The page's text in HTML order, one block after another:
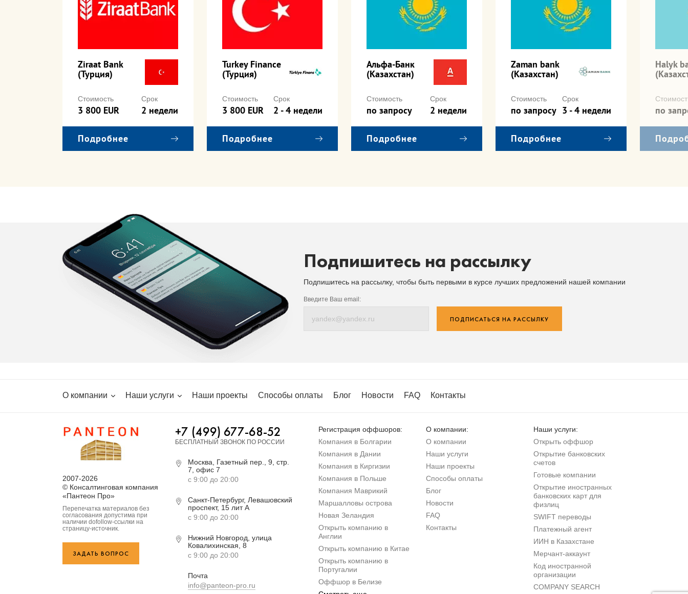
Ziraat Bank
(Турция)
Стоимость
3 800 EUR
Срок
2 недели
Подробнее
Turkey Finance
(Турция)
Стоимость
3 800 EUR
Срок
2 - 4 недели
Подробнее
Альфа-Банк
(Казахстан)
Стоимость
по запросу
Срок
2 недели
Подробнее
Zaman bank
(Казахстан)
Стоимость
по запросу
Срок
3 - 4 недели
Подробнее
Halyk
по
Подпишитесь на рассылку
Подпишитесь на рассылку, чтобы быть первыми в курсе лучших предложений нашей компании
Введите Ваш email:
ПОДПИСАТЬСЯ НА РАССЫЛКУ
О компании Наши услуги Наши проекты Способы оплаты Блог Новости FAQ Контакты
2007-2026
© Консалтинговая компания
«Пантеон Про»
Перепечатка материалов без
согласования допустима при
наличии dofollow-ссылки на
страницу-источник.
ЗАДАТЬ ВОПРОС
+7 (499) 677-68-52
БЕСПЛАТНЫЙ ЗВОНОК ПО РОССИИ
Москва, Газетный пер., 9, стр.
7, офис 7
с 9:00 до 20:00
Санкт-Петербург, Левашовский
проспект, 15 лит А
с 9:00 до 20:00
Нижний Новгород, улица
Ковалихинская, 8
с 9:00 до 20:00
Почта
info@panteon-pro.ru
Регистрация оффшоров:
Компания в Болгарии
Компания в Дании
Компания в Киргизии
Компания в Польше
Компания Маврикий
Маршалловы острова
Новая Зеландия
Открыть компанию в
Англии
Открыть компанию в Китае
Открыть компанию в
Португалии
Оффшор в Белизе
О компании:
О компании
Наши услуги
Наши проекты
Способы оплаты
Блог
Новости
FAQ
Контакты
Наши услуги:
Открыть оффшор
Открытие банковских
счетов
Готовые компании
Открытие иностранных
банковских карт для
физлиц
SWIFT переводы
Платежный агент
ИИН в Казахстане
Мерчант-аккаунт
Код иностранной
организации
COMPANY SEARCH